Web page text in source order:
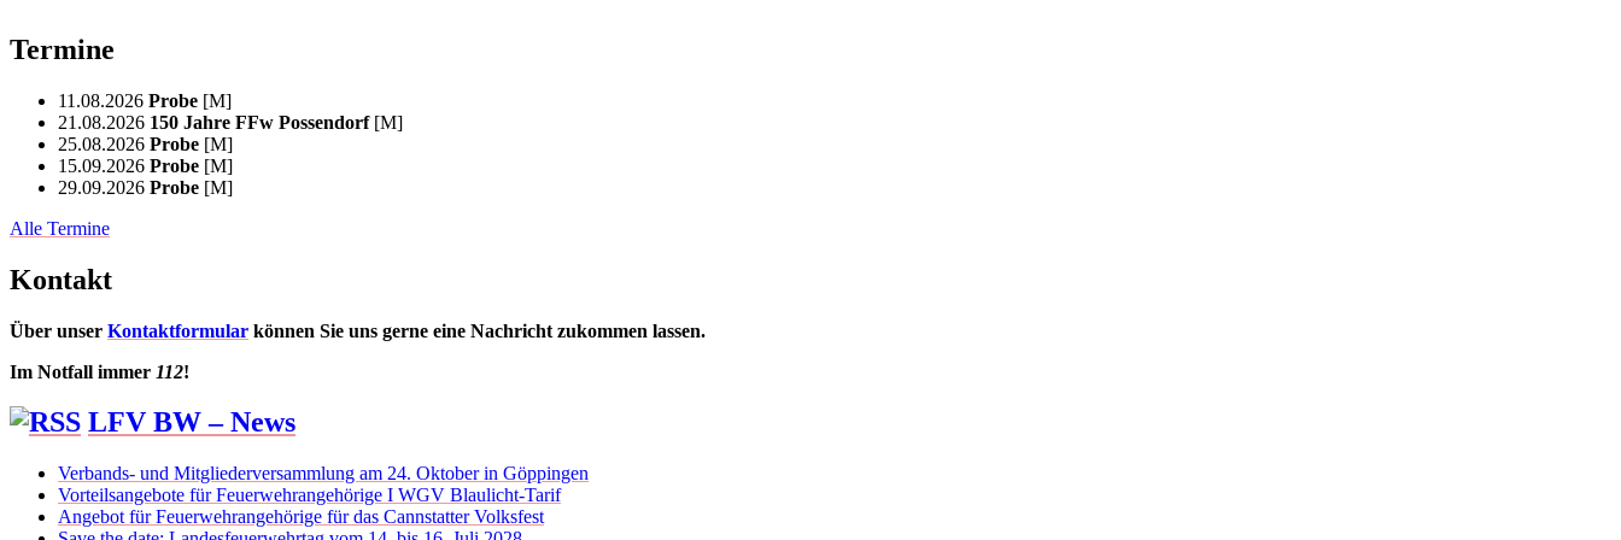
Termine
11.08.2026 Probe [M]
21.08.2026 150 Jahre FFw Possendorf [M]
25.08.2026 Probe [M]
15.09.2026 Probe [M]
29.09.2026 Probe [M]
Alle Termine
Kontakt
Über unser Kontaktformular können Sie uns gerne eine Nachricht zukommen lassen.
Im Notfall immer 112!
LFV BW – News
Verbands- und Mitgliederversammlung am 24. Oktober in Göppingen
Vorteilsangebote für Feuerwehrangehörige I WGV Blaulicht-Tarif
Angebot für Feuerwehrangehörige für das Cannstatter Volksfest